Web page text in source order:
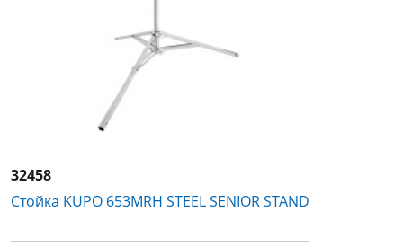
32458
Стойка KUPO 653MRH STEEL SENIOR STAND